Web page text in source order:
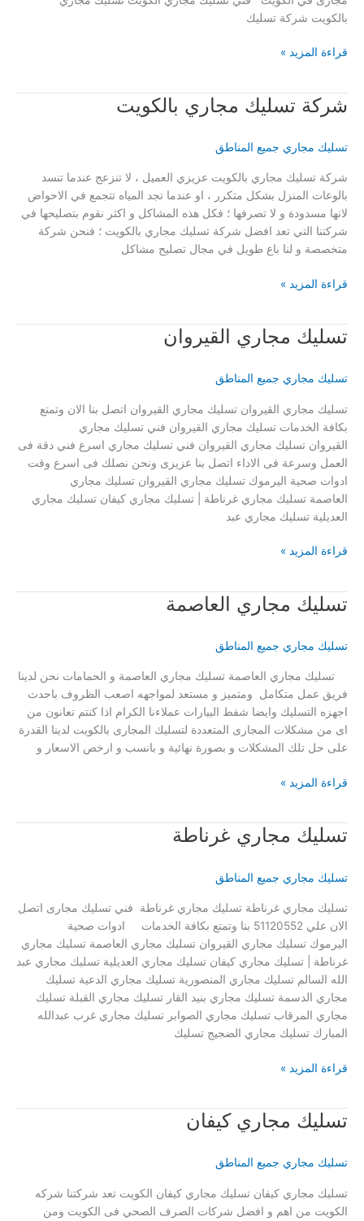
بالكويت شركة تسليك
تسليك
قراءة المزيد »
شركة تسليك مجاري بالكويت
تسليك مجاري جميع المناطق
شركة تسليك مجاري بالكويت عزيزي العميل ، لا تنزعج عندما تنسد
بالوعات المنزل بشكل متكرر ، او عندما تجد المياه تتجمع في الاحواض
لانها مسدودة و لا تصرفها ؛ فكل هذه المشاكل و اكثر نقوم بتصليحها في
شركتنا التي تعد افضل شركة تسليك مجاري بالكويت ؛ فنحن شركة
متخصصة و لنا باع طويل في مجال تصليح مشاكل
شركة
بالكويت
قراءة المزيد »
تسليك مجاري القيروان
تسليك مجاري جميع المناطق
تسليك مجاري القيروان تسليك مجاري القيروان اتصل بنا الان وتمتع
بكافة الخدمات تسليك مجاري القيروان فني تسليك مجاري
القيروان تسليك مجاري القيروان فني تسليك مجاري اسرع فني دقة فى
العمل وسرعة فى الاداء اتصل بنا عزيزى ونحن نصلك فى اسرع وقت
ادوات صحية اليرموك تسليك مجاري القيروان تسليك مجاري
العاصمة تسليك مجاري غرناطة | تسليك مجاري كيفان تسليك مجاري
العديلية تسليك مجاري عبد
تسليك
قراءة المزيد »
تسليك مجاري العاصمة
تسليك مجاري جميع المناطق
تسليك مجاري العاصمة تسليك مجاري العاصمة و الحمامات نحن لدينا
فريق عمل متكامل ومتميز و مستعد لمواجهه اصعب الظروف باحدث
اجهزه التسليك وايضا شفط البيارات عملاءنا الكرام اذا كنتم تعانون من
اى من مشكلات المجارى المتعددة لتسليك المجارى بالكويت لدينا القدرة
على حل تلك المشكلات و بصورة نهائية و بانسب و ارخص الاسعار و
تسليك
قراءة المزيد »
تسليك مجاري غرناطة
تسليك مجاري جميع المناطق
تسليك مجاري غرناطة تسليك مجاري غرناطة فني تسليك مجارى اتصل
الان علي 51120552 بنا وتمتع بكافة الخدمات ادوات صحية
اليرموك تسليك مجاري القيروان تسليك مجاري العاصمة تسليك مجاري
غرناطة | تسليك مجاري كيفان تسليك مجاري العديلية تسليك مجاري عبد
الله السالم تسليك مجاري المنصورية تسليك مجاري الدعية تسليك
مجاري الدسمة تسليك مجاري بنيد القار تسليك مجاري القبلة تسليك
مجاري المرقاب تسليك مجاري الصوابر تسليك مجاري غرب عبدالله
المبارك تسليك مجاري الضجيج تسليك
تسليك
قراءة المزيد »
تسليك مجاري كيفان
تسليك مجاري جميع المناطق
تسليك مجاري كيفان تسليك مجاري كيفان الكويت تعد شركتنا شركه
الكويت من اهم و افضل شركات الصرف الصحي فى الكويت ومن